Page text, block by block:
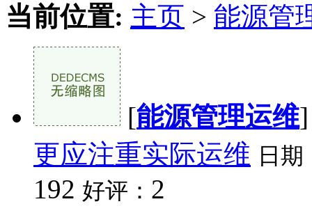
当前位置: 主页 > 能源管
[能源管理运维
更应注重实际运维 日期
192 好评： 2